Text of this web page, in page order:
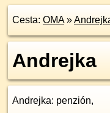
Cesta: OMA»
Andrejka
Andrejka: penzión,